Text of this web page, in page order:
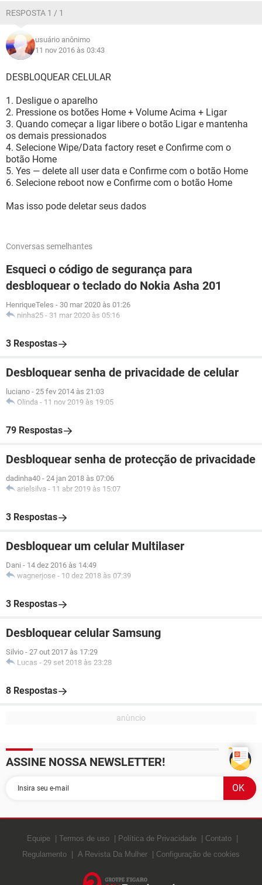
RESPOSTA 1 / 1
usuário anônimo
11 nov 2016 às 03:43
DESBLOQUEAR CELULAR
1. Desligue o aparelho
2. Pressione os botões Home + Volume Acima + Ligar
3. Quando começar a ligar libere o botão Ligar e mantenha
os demais pressionados
4. Selecione Wipe/Data factory reset e Confirme com o
botão Home
5. Yes — delete all user data e Confirme com o botão Home
6. Selecione reboot now e Confirme com o botão Home
Mas isso pode deletar seus dados
Conversas semelhantes
Esqueci o código de segurança para
desbloquear o teclado do Nokia Asha 201
HenriqueTeles - 30 mar 2020 às 01:26
ninha25 - 31 mar 2020 às 05:16
3 Respostas
Desbloquear senha de privacidade de celular
luciano - 25 fev 2014 às 21:03
Olinda - 11 nov 2019 às 19:05
79 Respostas
Desbloquear senha de protecção de privacidade
dadinha40 - 24 jan 2018 às 07:06
arielsilva - 11 abr 2019 às 15:07
3 Respostas
Desbloquear um celular Multilaser
Dani - 14 dez 2016 às 14:49
wagnerjose - 10 dez 2018 às 07:39
3 Respostas
Desbloquear celular Samsung
Silvio - 27 out 2017 às 17:29
Lucas - 29 set 2018 às 23:28
8 Respostas
ASSINE NOSSA NEWSLETTER!
Equipe Termos de uso Política de Privacidade
Contato
Regulamento
A Revista Da Mulher Configuração de cookies